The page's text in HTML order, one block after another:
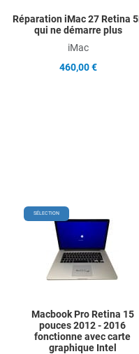
Réparation iMac 27 Retina
qui ne démarre plus
iMac
460,00 €
SÉLECTION
Macbook Pro Retina 15
pouces 2012 - 2016
fonctionne avec carte
graphique Intel